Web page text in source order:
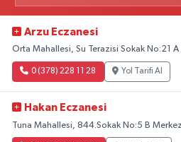
Arzu Eczanesi
Orta Mahallesi, Su Terazisi Sokak No:21 A
0 (378) 228 11 28 Yol Tarifi Al
Hakan Eczanesi
Tuna Mahallesi, 844.Sokak No:5 B Merkez